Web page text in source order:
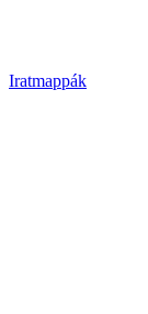
Iratmappák